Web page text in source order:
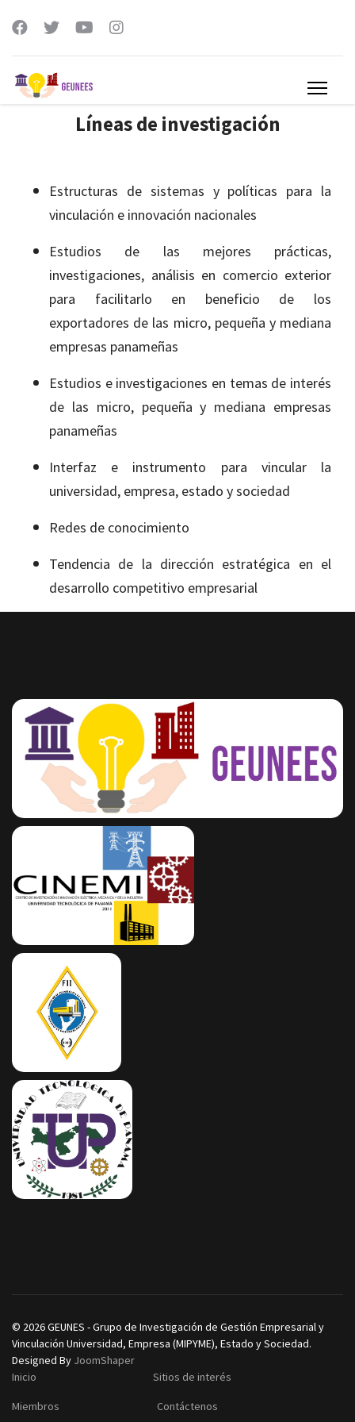
Líneas de investigación
Estructuras de sistemas y políticas para la
vinculación e innovación nacionales
Estudios de las mejores prácticas,
investigaciones, análisis en comercio exterior
para facilitarlo en beneficio de los
exportadores de las micro, pequeña y mediana
empresas panameñas
Estudios e investigaciones en temas de interés
de las micro, pequeña y mediana empresas
panameñas
Interfaz e instrumento para vincular la
universidad, empresa, estado y sociedad
Redes de conocimiento
Tendencia de la dirección estratégica en el
desarrollo competitivo empresarial
© 2026 GEUNES - Grupo de Investigación de Gestión Empresarial y
Vinculación Universidad, Empresa (MIPYME), Estado y Sociedad.
Designed By JoomShaper
Inicio
Sitios de interés
Miembros Contáctenos